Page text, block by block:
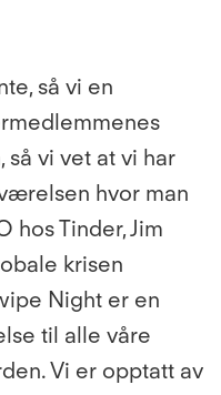
så vi en
så vi vet at vi har
hvor man
hos Tinder, Jim
krisen
Night er en
til alle våre
Vi er opptatt av